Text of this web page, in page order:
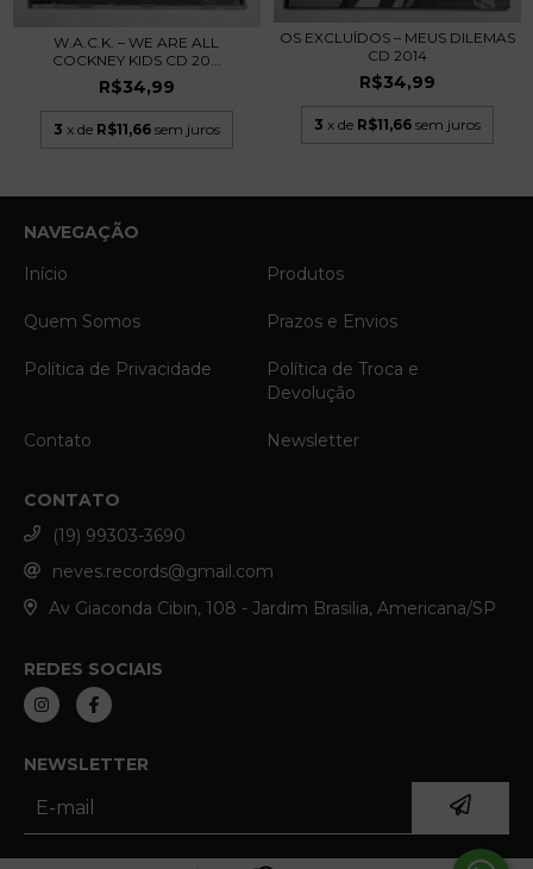
W.A.C.K. – WE ARE ALL
COCKNEY KIDS CD 20...
R$34,99
3 x de R$11,66 sem juros
OS EXCLUÍDOS – MEUS DILEMAS
CD 2014
R$34,99
3 x de R$11,66 sem juros
NAVEGAÇÃO
Início
Produtos
Quem Somos Prazos e Envios
Política de Privacidade
Política de Troca e
Devolução
Contato Newsletter
CONTATO
(19) 99303-3690
neves.records@gmail.com
Av Giaconda Cibin, 108 - Jardim Brasilia, Americana/SP
REDES SOCIAIS
NEWSLETTER